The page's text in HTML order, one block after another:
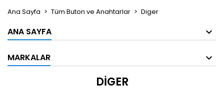
Ana Sayfa Tüm Buton ve Anahtarlar Diger
ANA SAYFA
MARKALAR
DIGER